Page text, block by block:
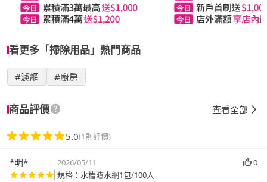
看更多「掃除用品」熱門商品
#濾網 #廚房
商品評價 查看全部
5.0(1則評價)
*明* 2026/05/11
0
規格：水槽濾水網1包/100入